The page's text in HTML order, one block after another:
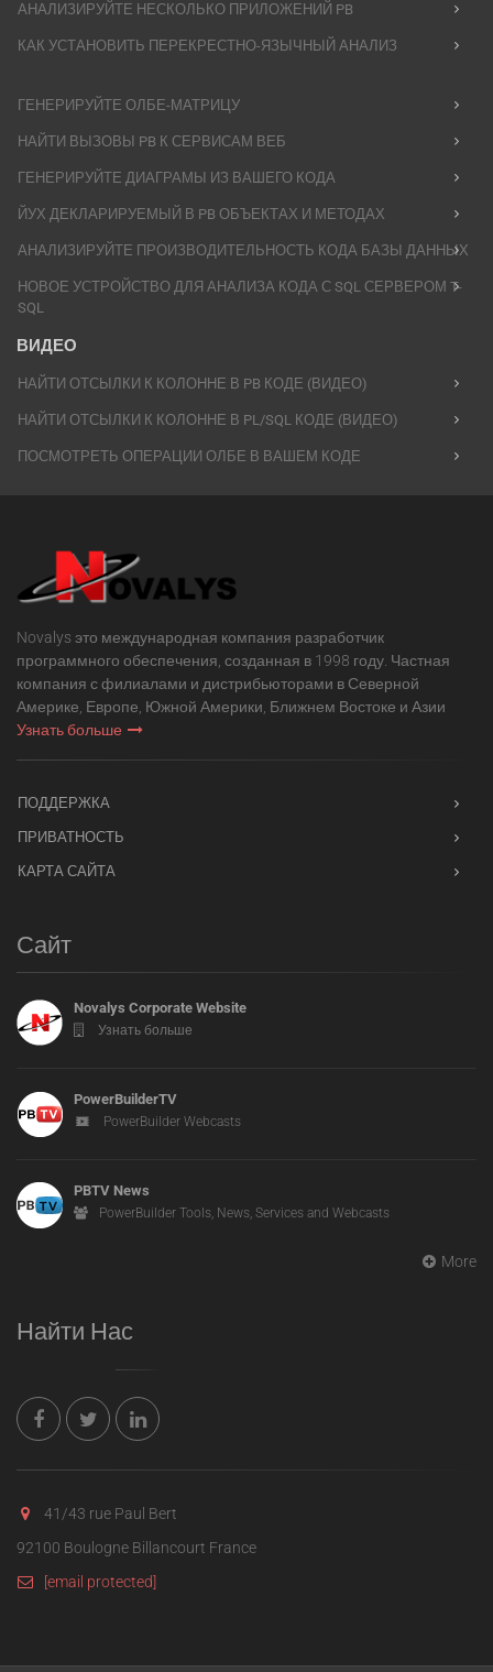
АНАЛИЗИРУЙТЕ НЕСКОЛЬКО ПРИЛОЖЕНИЙ PB
КАК УСТАНОВИТЬ ПЕРЕКРЕСТНО-ЯЗЫЧНЫЙ АНАЛИЗ
ГЕНЕРИРУЙТЕ ОЛБЕ-МАТРИЦУ
НАЙТИ ВЫЗОВЫ PB К СЕРВИСАМ ВЕБ
ГЕНЕРИРУЙТЕ ДИАГРАМЫ ИЗ ВАШЕГО КОДА
ЙУХ ДЕКЛАРИРУЕМЫЙ В PB ОБЪЕКТАХ И МЕТОДАХ
АНАЛИЗИРУЙТЕ ПРОИЗВОДИТЕЛЬНОСТЬ КОДА БАЗЫ ДАННЫХ
НОВОЕ УСТРОЙСТВО ДЛЯ АНАЛИЗА КОДА С SQL СЕРВЕРОМ T-
SQL
ВИДЕО
НАЙТИ ОТСЫЛКИ К КОЛОННЕ В PB КОДЕ (ВИДЕО)
НАЙТИ ОТСЫЛКИ К КОЛОННЕ В PL/SQL КОДЕ (ВИДЕО)
ПОСМОТРЕТЬ ОПЕРАЦИИ ОЛБЕ В ВАШЕМ КОДЕ
Novalys это международная компания разработчик
программного обеспечения, созданная в 1998 году. Частная
компания с филиалами и дистрибьюторами в Северной
Америке, Европе, Южной Америки, Ближнем Востоке и Азии
Узнать больше
ПОДДЕРЖКА
ПРИВАТНОСТЬ
КАРТА САЙТА
Сайт
Novalys Corporate Website
Узнать больше
PowerBuilderTV
PowerBuilder Webcasts
PBTV News
PowerBuilder Tools, News, Services and Webcasts
More
Найти Нас
41/43 rue Paul Bert
92100 Boulogne Billancourt France
[email protected]